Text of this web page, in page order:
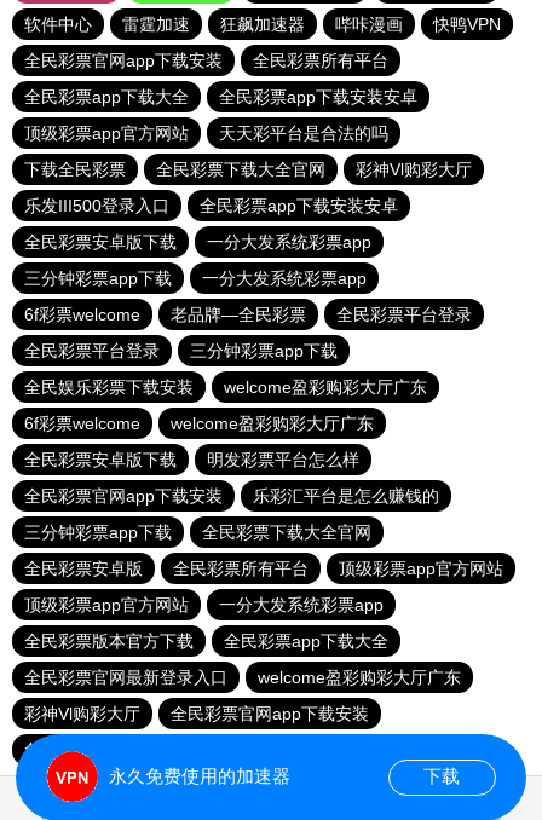
软件中心
雷霆加速 狂飙加速器 哔咔漫画
快鸭VPN
全民彩票官网app下载安装
全民彩票所有平台
全民彩票app下载大全
全民彩票app下载安装安卓
顶级彩票app官方网站
天天彩平台是合法的吗
下载全民彩票
全民彩票下载大全官网
彩神Vl购彩大厅
乐发III500登录入口
全民彩票app下载安装安卓
全民彩票安卓版下载
一分大发系统彩票app
三分钟彩票app下载
一分大发系统彩票app
6f彩票welcome
老品牌—全民彩票
全民彩票平台登录
全民彩票平台登录
三分钟彩票app下载
全民娱乐彩票下载安装
welcome盈彩购彩大厅广东
6f彩票welcome
welcome盈彩购彩大厅广东
全民彩票安卓版下载
明发彩票平台怎么样
全民彩票官网app下载安装
乐彩汇平台是怎么赚钱的
三分钟彩票app下载
全民彩票下载大全官网
全民彩票安卓版
全民彩票所有平台
顶级彩票app官方网站
顶级彩票app官方网站
一分大发系统彩票app
全民彩票版本官方下载
全民彩票app下载大全
全民彩票官网最新登录入口
welcome盈彩购彩大厅广东
彩神Vl购彩大厅
全民彩票官网app下载安装
免费送彩金68元
永久免费使用的加速器 下载